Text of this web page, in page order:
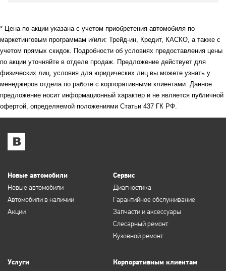
* Цена по акции указана с учетом приобретения автомобиля по
маркетинговым программам и/или: Трейд-ин, Кредит, КАСКО, а также с
учетом прямых скидок. Подробности об условиях предоставления цены
по акции уточняйте в отделе продаж. Предложение действует для
физических лиц, условия для юридических лиц вы можете узнать у
менеджеров отдела по работе с корпоративными клиентами. Данное
предложение носит информационный характер и не является публичной
офертой, определяемой положениями Статьи 437 ГК РФ.
Новые автомобили
Новые автомобили
Автомобили в наличии
Акции
Сервис
Диагностика
Гарантийное обслуживание
Запчасти и аксессуары
Слесарный ремонт
Кузовной ремонт
Услуги Корпоративным клиентам